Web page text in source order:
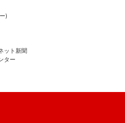
)
ット新聞
ター